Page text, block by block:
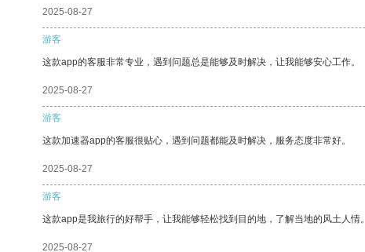
2025-08-27
游客
这款app的客服非常专业，遇到问题总是能够及时解决，让我能够安心工作。
2025-08-27
游客
这款加速器app的客服很贴心，遇到问题都能及时解决，服务态度非常好。
2025-08-27
游客
这款app是我旅行的好帮手，让我能够轻松找到目的地，了解当地的风土人情。
2025-08-27